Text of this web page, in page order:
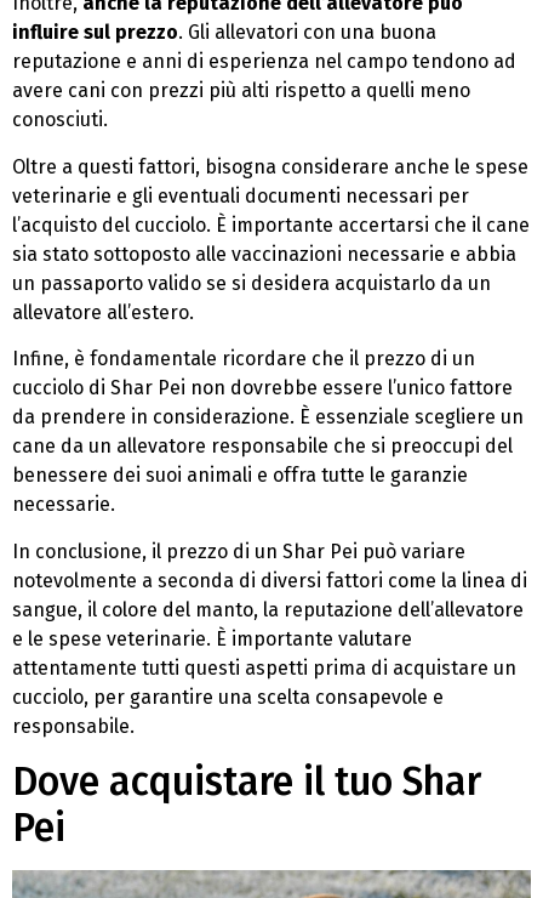
influire sul prezzo. Gli allevatori con una buona
reputazione e anni di esperienza nel campo tendono ad
avere cani con prezzi più alti rispetto a quelli meno
conosciuti.
Oltre a questi fattori, bisogna considerare anche le spese
veterinarie e gli eventuali documenti necessari per
l’acquisto del cucciolo. È importante accertarsi che il cane
sia stato sottoposto alle vaccinazioni necessarie e abbia
un passaporto valido se si desidera acquistarlo da un
allevatore all’estero.
Infine, è fondamentale ricordare che il prezzo di un
cucciolo di Shar Pei non dovrebbe essere l’unico fattore
da prendere in considerazione. È essenziale scegliere un
cane da un allevatore responsabile che si preoccupi del
benessere dei suoi animali e offra tutte le garanzie
necessarie.
In conclusione, il prezzo di un Shar Pei può variare
notevolmente a seconda di diversi fattori come la linea di
sangue, il colore del manto, la reputazione dell’allevatore
e le spese veterinarie. È importante valutare
attentamente tutti questi aspetti prima di acquistare un
cucciolo, per garantire una scelta consapevole e
responsabile.
Dove acquistare il tuo Shar
Pei